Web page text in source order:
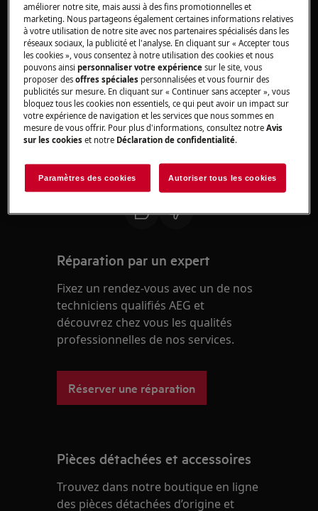
Solution
1. Veuillez contacter notre service après-vente
pour un rendez-vous.
Si les suggestions ci-dessus n'ont pas résolu le
problème, nous vous recommandons de
consulter un technicien. demander.
Cet article vous a-t-il été utile ?
Réparation par un expert
Fixez un rendez-vous avec un de nos
techniciens qualifiés AEG et
découvrez chez vous les qualités
professionnelles de nos services.
Réserver une réparation
Pièces détachées et accessoires
Trouvez dans notre boutique en ligne
des pièces détachées d’origine et
améliorer notre site, mais aussi à des fins promotionnelles et
marketing. Nous partageons également certaines informations relatives
à votre utilisation de notre site avec nos partenaires spécialisés dans les
réseaux sociaux, la publicité et l'analyse. En cliquant sur « Accepter tous
les cookies », vous consentez à notre utilisation des cookies et nous
pouvons ainsipersonnaliser votre expériencesur le site, vous
proposer desoffres spéciales personnalisées et vous fournir des
publicités sur mesure. En cliquant sur « Continuer sans accepter », vous
bloquez tous les cookies non essentiels, ce qui peut avoir un impact sur
votre expérience de navigation et les services que nous sommes en
mesure de vous offrir. Pour plus d'informations, consultez notreAvis
sur les cookies et notre Déclaration de confidentialité.
Paramètres des cookies Autoriser tous les cookies